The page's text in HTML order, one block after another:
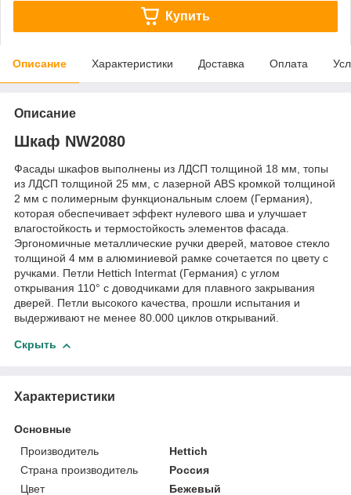
Купить
Описание Характеристики Доставка Оплата
Описание
Шкаф NW2080
Фасады шкафов выполнены из ЛДСП толщиной 18 мм, топы
из ЛДСП толщиной 25 мм, с лазерной ABS кромкой толщиной
2 мм с полимерным функциональным слоем (Германия),
которая обеспечивает эффект нулевого шва и улучшает
влагостойкость и термостойкость элементов фасада.
Эргономичные металлические ручки дверей, матовое стекло
толщиной 4 мм в алюминиевой рамке сочетается по цвету с
ручками. Петли Hettich Intermat (Германия) с углом
открывания 110° с доводчиками для плавного закрывания
дверей. Петли высокого качества, прошли испытания и
выдерживают не менее 80.000 циклов открываний.
Скрыть
Характеристики
Основные
Производитель
Hettich
Страна производитель
Россия
Цвет
Бежевый